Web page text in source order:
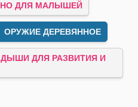
ДЛЯ МАЛЫШЕЙ
ОРУЖИЕ ДЕРЕВЯННОЕ
ДЛЯ РАЗВИТИЯ И